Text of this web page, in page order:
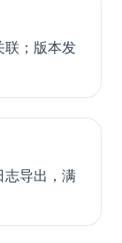
联；版本发
志导出，满